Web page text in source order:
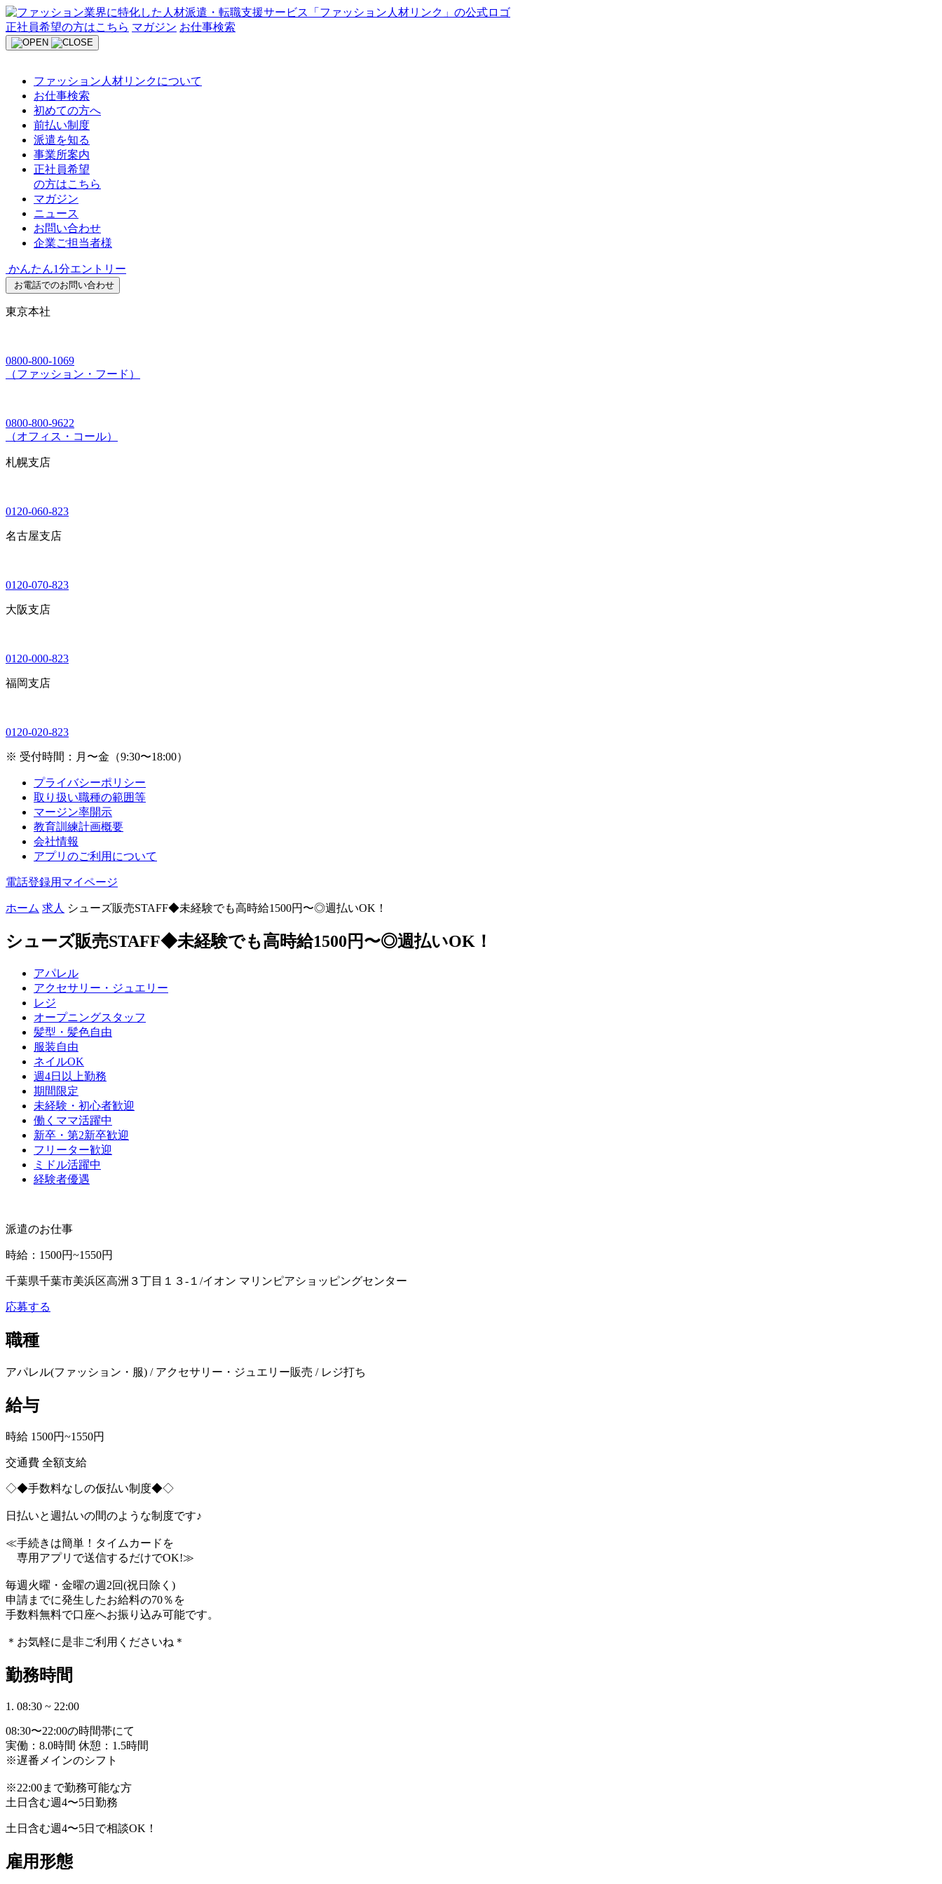
Skip
to
content
正社員希望の方はこちら マガジン お仕事検索
ファッション人材リンクについて
お仕事検索
初めての方へ
前払い制度
派遣を知る
事業所案内
正社員希望
の方はこちら
マガジン
ニュース
お問い合わせ
企業ご担当者様
かんたん1分エントリー
お電話でのお問い合わせ
東京本社
0800-800-1069
（ファッション・フード）
0800-800-9622
（オフィス・コール）
札幌支店
0120-060-823
名古屋支店
0120-070-823
大阪支店
0120-000-823
福岡支店
0120-020-823
※ 受付時間：月〜金（9:30〜18:00）
プライバシーポリシー
取り扱い職種の範囲等
マージン率開示
教育訓練計画概要
会社情報
アプリのご利用について
電話登録用マイページ
ホーム 求人 シューズ販売STAFF◆未経験でも高時給1500円〜◎週払いOK！
シューズ販売STAFF◆未経験でも高時給1500円〜◎週払いOK！
アパレル
アクセサリー・ジュエリー
レジ
オープニングスタッフ
髪型・髪色自由
服装自由
ネイルOK
週4日以上勤務
期間限定
未経験・初心者歓迎
働くママ活躍中
新卒・第2新卒歓迎
フリーター歓迎
ミドル活躍中
経験者優遇
派遣のお仕事
時給 ： 1500円~1550円
千葉県千葉市美浜区高洲３丁目１３‐１/イオン マリンピアショッピングセンター
応募する
職種
アパレル(ファッション・服) / アクセサリー・ジュエリー販売 / レジ打ち
給与
時給 1500円~1550円
交通費 全額支給
◇◆手数料なしの仮払い制度◆◇
日払いと週払いの間のような制度です♪
≪手続きは簡単！タイムカードを
専用アプリで送信するだけでOK!≫
毎週火曜・金曜の週2回(祝日除く)
申請までに発生したお給料の70％を
手数料無料で口座へお振り込み可能です。
＊お気軽に是非ご利用くださいね＊
勤務時間
1. 08:30 ~ 22:00
08:30〜22:00の時間帯にて
実働：8.0時間 休憩：1.5時間
※遅番メインのシフト
※22:00まで勤務可能な方
土日含む週4〜5日勤務
土日含む週4〜5日で相談OK！
雇用形態